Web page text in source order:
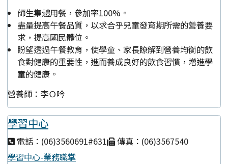
師生集體用餐，參加率100%。
盡量提高午餐品質，以求合乎兒童發育期所需的營養要
求，提高國民體位。
盼望透過午餐教育，使學童、家長瞭解到營養均衡的飲
食對健康的重要性，進而養成良好的飲食習慣，增進學
童的健康。
營養師：李Ｏ吟
學習中心
電話：(06)3560691#631
傳真：(06)3567540
學習中心-業務職掌